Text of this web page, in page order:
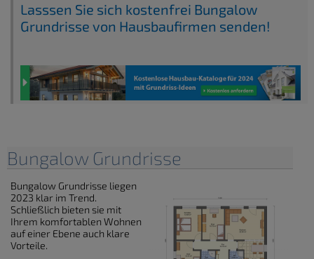
Lasssen Sie sich kostenfrei Bungalow
Grundrisse von Hausbaufirmen senden!
Bungalow Grundrisse
Bungalow Grundrisse liegen
2023 klar im Trend.
Schließlich bieten sie mit
Ihrem komfortablen Wohnen
auf einer Ebene auch klare
Vorteile.